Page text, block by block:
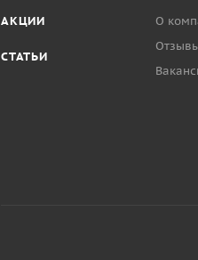
АКЦИИ
СТАТЬИ
О